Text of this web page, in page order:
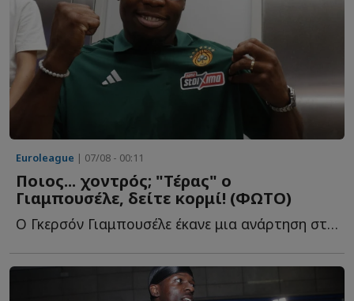
Euroleague | 07/08 - 00:11
Ποιος... χοντρός; "Τέρας" ο
Γιαμπουσέλε, δείτε κορμί! (ΦΩΤΟ)
Ο Γκερσόν Γιαμπουσέλε έκανε μια ανάρτηση στα social media, κ...